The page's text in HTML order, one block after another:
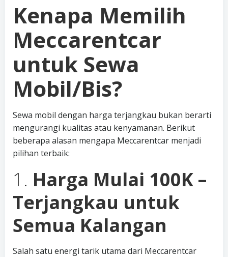
Kenapa Memilih
Meccarentcar
untuk Sewa
Mobil/Bis?
Sewa mobil dengan harga terjangkau bukan berarti
mengurangi kualitas atau kenyamanan. Berikut
beberapa alasan mengapa Meccarentcar menjadi
pilihan terbaik:
1. Harga Mulai 100K –
Terjangkau untuk
Semua Kalangan
Salah satu energi tarik utama dari Meccarentcar